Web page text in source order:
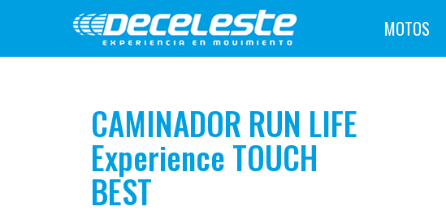
MOTOS
CAMINADOR RUN LIFE
Experience TOUCH
BEST